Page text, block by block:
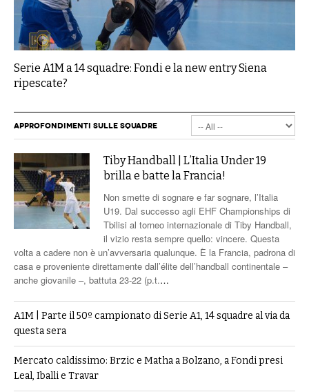
Serie A1M a 14 squadre: Fondi e la new entry Siena
ripescate?
APPROFONDIMENTI SULLE SQUADRE
Tiby Handball | L’Italia Under 19
brilla e batte la Francia!
Non smette di sognare e far sognare, l’Italia
U19. Dal successo agli EHF Championships di
Tbilisi al torneo internazionale di Tiby Handball,
il vizio resta sempre quello: vincere. Questa
volta a cadere non è un’avversaria qualunque. È la Francia, padrona di
casa e proveniente direttamente dall’élite dell’handball continentale –
anche giovanile –, battuta 23-22 (p.t.…
A1M | Parte il 50º campionato di Serie A1, 14 squadre al via da
questa sera
Mercato caldissimo: Brzic e Matha a Bolzano, a Fondi presi
Leal, Iballi e Travar